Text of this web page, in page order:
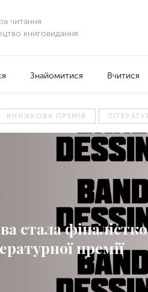
читання
книговидання
Знайомитися Вчитися
КНИЖКОВА ПРЕМІЯ
стала
премії